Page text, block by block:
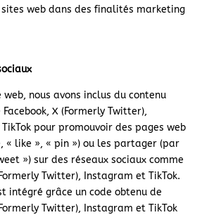
web dans des finalités marketing
nous avons inclus du contenu
X (Formerly Twitter),
pour promouvoir des pages web
« like », « pin ») ou les partager (par
») sur des réseaux sociaux comme
Twitter), Instagram et TikTok.
intégré grâce un code obtenu de
Twitter), Instagram et TikTok